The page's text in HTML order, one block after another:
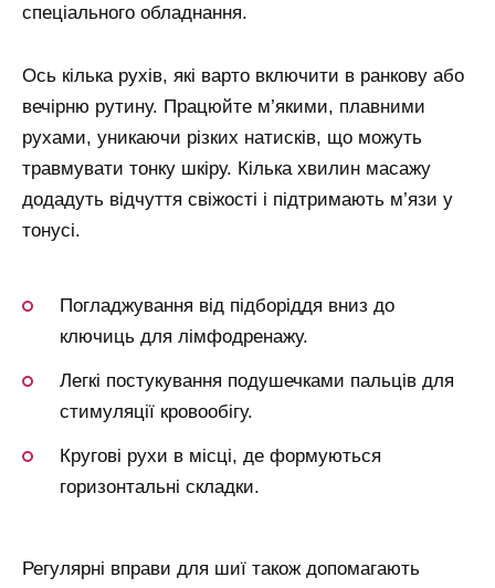
спеціального обладнання.
Ось кілька рухів, які варто включити в ранкову або
вечірню рутину. Працюйте м’якими, плавними
рухами, уникаючи різких натисків, що можуть
травмувати тонку шкіру. Кілька хвилин масажу
додадуть відчуття свіжості і підтримають м’язи у
тонусі.
Погладжування від підборіддя вниз до
ключиць для лімфодренажу.
Легкі постукування подушечками пальців для
стимуляції кровообігу.
Кругові рухи в місці, де формуються
горизонтальні складки.
Регулярні вправи для шиї також допомагають